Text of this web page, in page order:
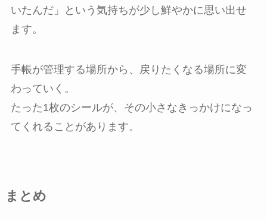
いたんだ」という気持ちが少し鮮やかに思い出せ
ます。
手帳が管理する場所から、戻りたくなる場所に変
わっていく。
たった1枚のシールが、その小さなきっかけになっ
てくれることがあります。
まとめ